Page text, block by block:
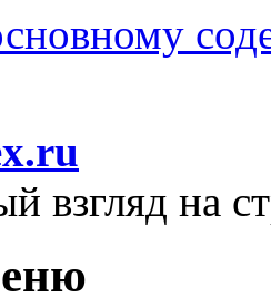
взгляд на